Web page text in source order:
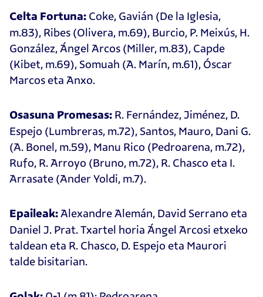
Celta Fortuna: Coke, Gavián (De la Iglesia,
m.83), Ribes (Olivera, m.69), Burcio, P. Meixús, H.
González, Ángel Arcos (Miller, m.83), Capde
(Kibet, m.69), Somuah (A. Marín, m.61), Óscar
Marcos eta Anxo.
Osasuna Promesas: R. Fernández, Jiménez, D.
Espejo (Lumbreras, m.72), Santos, Mauro, Dani G.
(A. Bonel, m.59), Manu Rico (Pedroarena, m.72),
Rufo, R. Arroyo (Bruno, m.72), R. Chasco eta I.
Arrasate (Ander Yoldi, m.7).
Epaileak:Alexandre Alemán, David Serrano eta
Daniel J. Prat. Txartel horia Ángel Arcosi etxeko
taldean eta R. Chasco, D. Espejo eta Maurori
talde bisitarian.